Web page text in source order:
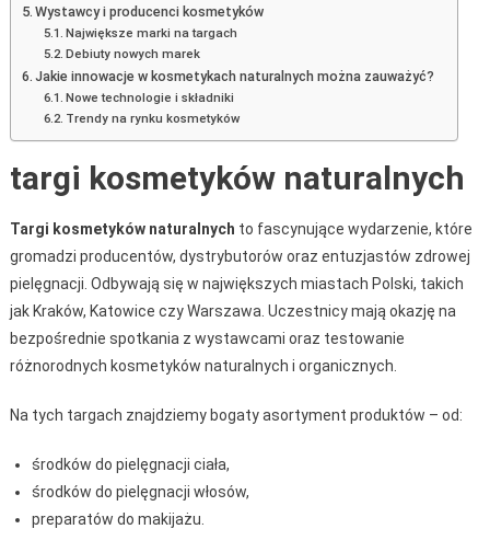
Wystawcy i producenci kosmetyków
Największe marki na targach
Debiuty nowych marek
Jakie innowacje w kosmetykach naturalnych można zauważyć?
Nowe technologie i składniki
Trendy na rynku kosmetyków
targi kosmetyków naturalnych
Targi kosmetyków naturalnych to fascynujące wydarzenie, które
gromadzi producentów, dystrybutorów oraz entuzjastów zdrowej
pielęgnacji. Odbywają się w największych miastach Polski, takich
jak Kraków, Katowice czy Warszawa. Uczestnicy mają okazję na
bezpośrednie spotkania z wystawcami oraz testowanie
różnorodnych kosmetyków naturalnych i organicznych.
Na tych targach znajdziemy bogaty asortyment produktów – od:
środków do pielęgnacji ciała,
środków do pielęgnacji włosów,
preparatów do makijażu.